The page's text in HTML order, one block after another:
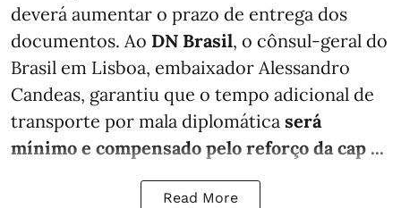
deverá aumentar o prazo de entrega dos
documentos. Ao DN Brasil, o cônsul-geral do
Brasil em Lisboa, embaixador Alessandro
Candeas, garantiu que o tempo adicional de
transporte por mala diplomática será
mínimo e compensado pelo reforço da cap ...
Read More